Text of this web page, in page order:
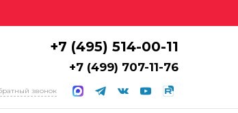
+7 (495) 514-00-11
+7 (499) 707-11-76
звонок